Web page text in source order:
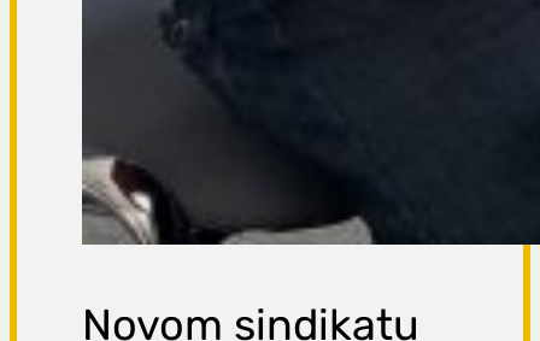
Novom sindikatu